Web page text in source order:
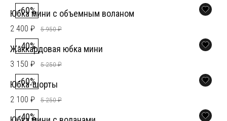
-60%
Юбка мини с объемным воланом
2 400 ₽ 5 950 ₽
-40%
Жаккардовая юбка мини
3 150 ₽ 5 250 ₽
-60%
Юбка-шорты
2 100 ₽ 5 250 ₽
-40%